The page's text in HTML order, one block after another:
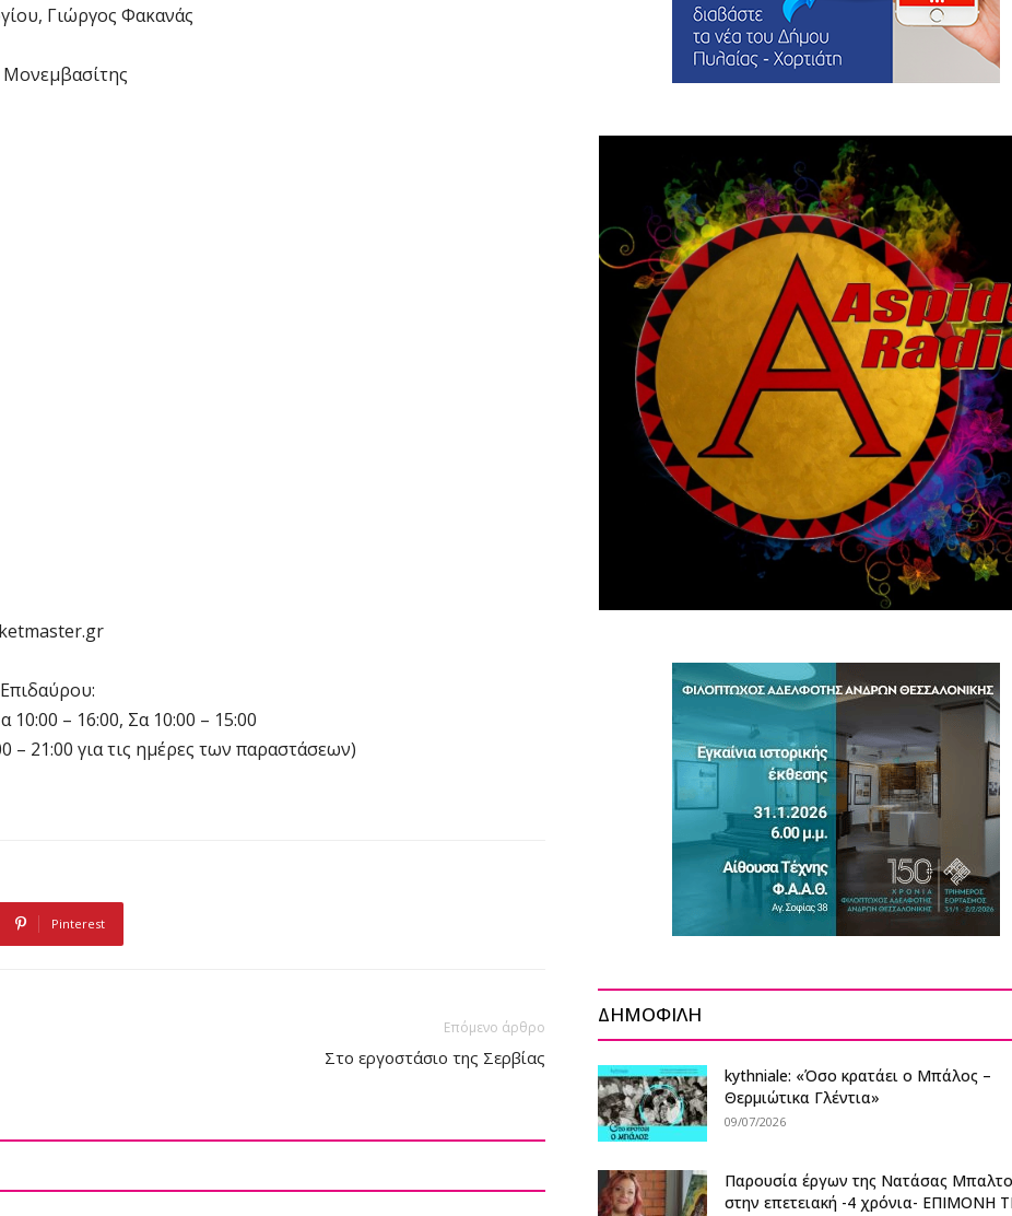
Γιώργος Φακανάς
– 16:00, Σα 10:00 – 15:00
– 21:00 για τις ημέρες των παραστάσεων)
Pinterest
Επόμενο άρθρο
Στο εργοστάσιο της Σερβίας
ΔΗΜΟΦΙΛΗ
kythniale: «Όσο κρατάει ο Μπάλος –
Θερμιώτικα Γλέντια»
09/07/2026
Παρουσία έργων της Νατάσας
στην επετειακή -4 χρόνια- ΕΠΙΜΟΝΗ